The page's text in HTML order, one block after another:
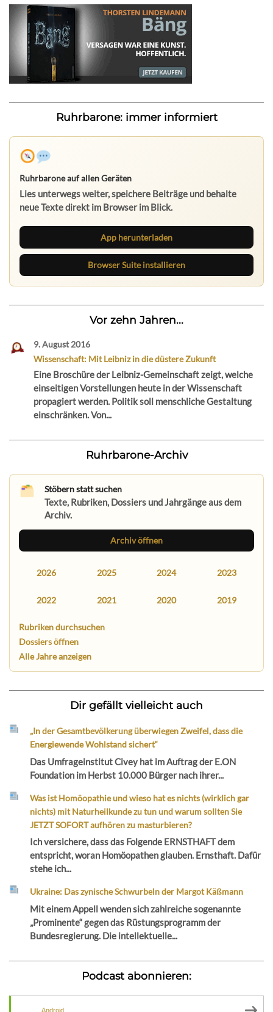
Ruhrbarone: immer informiert
Ruhrbarone auf allen Geräten
Lies unterwegs weiter, speichere Beiträge und behalte
neue Texte direkt im Browser im Blick.
App herunterladen
Browser Suite installieren
Vor zehn Jahren...
9. August 2016
Wissenschaft: Mit Leibniz in die düstere Zukunft
Eine Broschüre der Leibniz-Gemeinschaft zeigt, welche
einseitigen Vorstellungen heute in der Wissenschaft
propagiert werden. Politik soll menschliche Gestaltung
einschränken. Von...
Ruhrbarone-Archiv
Stöbern statt suchen
Texte, Rubriken, Dossiers und Jahrgänge aus dem
Archiv.
Archiv öffnen
2026 2025 2024 2023
2022 2021 2020 2019
Rubriken durchsuchen
Dossiers öffnen
Alle Jahre anzeigen
Dir gefällt vielleicht auch
„In der Gesamtbevölkerung überwiegen Zweifel, dass die
Energiewende Wohlstand sichert“
Das Umfrageinstitut Civey hat im Auftrag der E.ON
Foundation im Herbst 10.000 Bürger nach ihrer...
Was ist Homöopathie und wieso hat es nichts (wirklich gar
nichts) mit Naturheilkunde zu tun und warum sollten Sie
JETZT SOFORT aufhören zu masturbieren?
Ich versichere, dass das Folgende ERNSTHAFT dem
entspricht, woran Homöopathen glauben. Ernsthaft. Dafür
stehe ich...
Ukraine: Das zynische Schwurbeln der Margot Käßmann
Mit einem Appell wenden sich zahlreiche sogenannte
„Prominente“ gegen das Rüstungsprogramm der
Bundesregierung. Die intellektuelle...
Podcast abonnieren:
Android